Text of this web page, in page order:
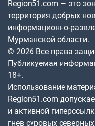
Region51.com — это
территория добрых
информационно-
Мурманской области.
© 2026 Все права
Публикуемая
18+.
Использование
Region51.com
и активной
гнев суровых